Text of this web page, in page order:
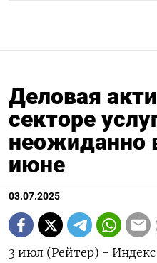
Деловая
секторе
неожиданно
июне
03.07.2025
3 июл (Рейтер) -